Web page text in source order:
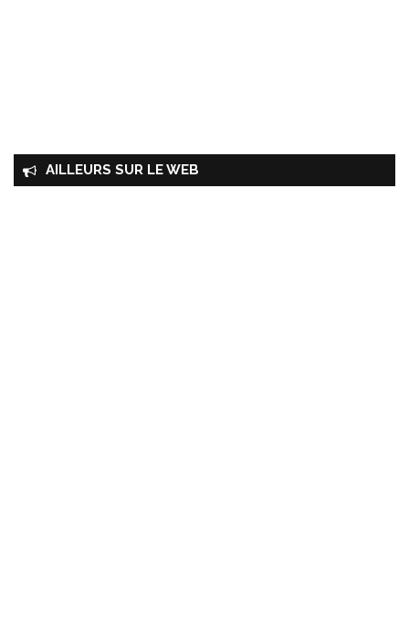
AILLEURS SUR LE WEB